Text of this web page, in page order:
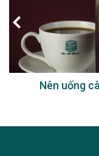
Nên uống